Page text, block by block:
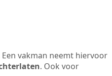
vakman neemt hiervoor
. Ook voor